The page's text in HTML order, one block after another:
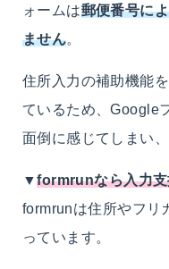
ォームは郵便番号に
ません。
住所入力の補助機能
ているため、Google
面倒に感じてしまい
▼formrunなら入力
formrunは住所やフリ
っています。